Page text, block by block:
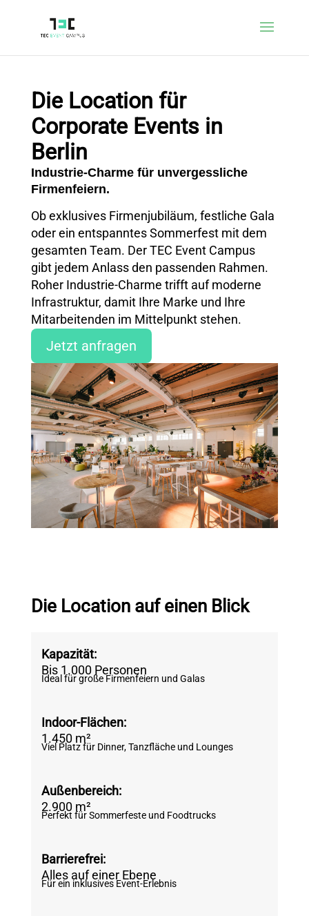
Die Location für
Corporate Events in
Berlin
Industrie-Charme für unvergessliche
Firmenfeiern.
Ob exklusives Firmenjubiläum, festliche Gala
oder ein entspanntes Sommerfest mit dem
gesamten Team. Der TEC Event Campus
gibt jedem Anlass den passenden Rahmen.
Roher Industrie-Charme trifft auf moderne
Infrastruktur, damit Ihre Marke und Ihre
Mitarbeitenden im Mittelpunkt stehen.
Jetzt anfragen
Die Location auf einen Blick
Kapazität:
Bis 1.000 Personen
Ideal für große Firmenfeiern und Galas
Indoor-Flächen:
1.450 m²
Viel Platz für Dinner, Tanzfläche und Lounges
Außenbereich:
2.900 m²
Perfekt für Sommerfeste und Foodtrucks
Barrierefrei:
Alles auf einer Ebene
Für ein inklusives Event-Erlebnis